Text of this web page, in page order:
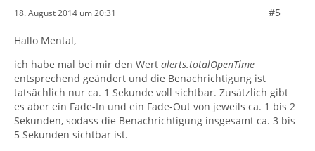
18. August 2014 um 20:31 #5
Hallo Mental,
ich habe mal bei mir den Wert alerts.totalOpenTime
entsprechend geändert und die Benachrichtigung ist
tatsächlich nur ca. 1 Sekunde voll sichtbar. Zusätzlich gibt
es aber ein Fade-In und ein Fade-Out von jeweils ca. 1 bis 2
Sekunden, sodass die Benachrichtigung insgesamt ca. 3 bis
5 Sekunden sichtbar ist.